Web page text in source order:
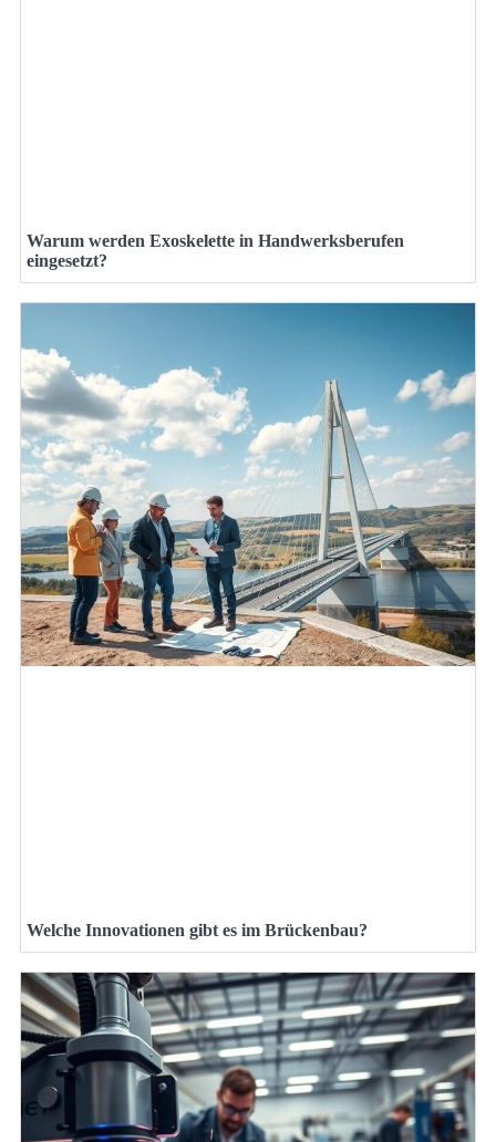
Warum werden Exoskelette in Handwerksberufen
eingesetzt?
Welche Innovationen gibt es im Brückenbau?